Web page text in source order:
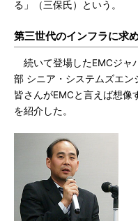
る」（三保氏）という。
第三世代のインフラに求
続いて登場したEMCジャ
部 シニア・システムズエン
皆さんがEMCと言えば想像
を紹介した。